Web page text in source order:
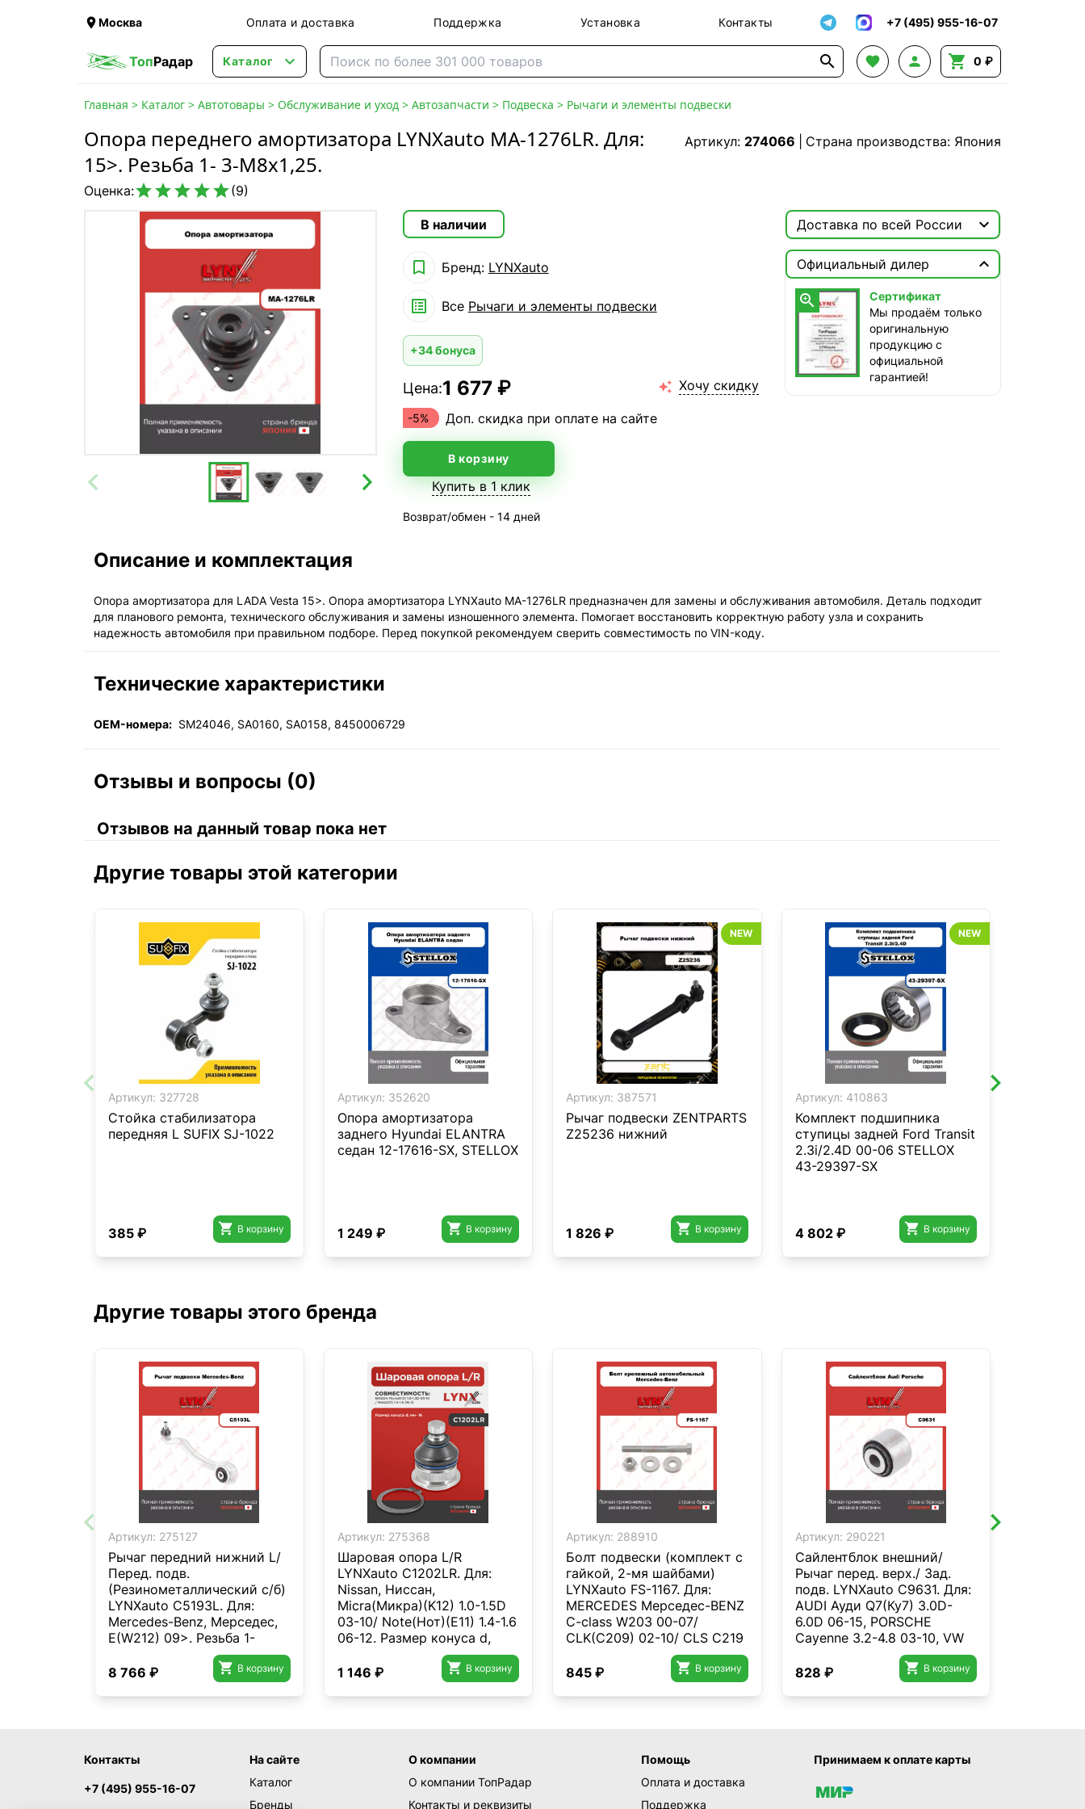
Москва Оплата и доставка Поддержка Установка Контакты +7 (495) 955-16-07
ТопРадар Каталог      0 ₽
Главная > Каталог > Автотовары > Обслуживание и уход > Автозапчасти > Подвеска > Рычаги и элементы подвески
Опора переднего амортизатора LYNXauto MA-1276LR. Для:
15>. Резьба 1- 3-M8x1,25.
Артикул: 274066 Страна производства: Япония
Оценка:(9)
В наличии
 Бренд: LYNXauto
 Все Рычаги и элементы подвески
+34 бонуса
Цена:1 677 ₽  Хочу скидку
-5% Доп. скидка при оплате на сайте
В корзину
Купить в 1 клик
Возврат/обмен - 14 дней
Доставка по всей России 
 Москва
ТопРадар — Курьер
сегодня, от 350 ₽
ТопРадар — Самовывоз
сегодня, бесплатно
наб. Бережковская, д. 20, стр. 19
Официальный дилер


Сертификат
Мы продаём только
оригинальную
продукцию с
официальной
гарантией!
Описание и комплектация
Опора амортизатора для LADA Vesta 15>. Опора амортизатора LYNXauto MA-1276LR предназначен для замены и обслуживания автомобиля. Деталь подходит
для планового ремонта, технического обслуживания и замены изношенного элемента. Помогает восстановить корректную работу узла и сохранить
надежность автомобиля при правильном подборе. Перед покупкой рекомендуем сверить совместимость по VIN-коду.
Технические характеристики
OEM-номера: SM24046, SA0160, SA0158, 8450006729
Отзывы и вопросы (0)
Отзывов на данный товар пока нет
Другие товары этой категории
Артикул: 327728
Стойка стабилизатора
передняя L SUFIX SJ-1022
385 ₽  В корзину
Артикул: 352620
Опора амортизатора
заднего Hyundai ELANTRA
седан 12-17616-SX, STELLOX
1 249 ₽  В корзину
Артикул: 387571
Рычаг подвески ZENTPARTS
Z25236 нижний
1 826 ₽  В корзину
NEW
Артикул: 410863
Комплект подшипника
ступицы задней Ford Transit
2.3i/2.4D 00-06 STELLOX
43-29397-SX
4 802 ₽  В корзину
NEW
Другие товары этого бренда
Артикул: 275127
Рычаг передний нижний L/
Перед. подв.
(Резинометаллический с/б)
LYNXauto C5193L. Для:
Mercedes-Benz, Мерседес,
E(W212) 09>. Резьба 1-
MM14x1,5. Размер конуса d,
мм- 17,54. Конусность- 1/5.
8 766 ₽  В корзину
Артикул: 275368
Шаровая опора L/R
LYNXauto C1202LR. Для:
Nissan, Ниссан,
Micra(Микра)(K12) 1.0-1.5D
03-10/ Note(Нот)(E11) 1.4-1.6
06-12. Размер конуса d,
1 146 ₽
 В корзину
Артикул: 288910
Болт подвески (комплект с
гайкой, 2-мя шайбами)
LYNXauto FS-1167. Для:
MERCEDES Мерседес-BENZ
C-class W203 00-07/
CLK(C209) 02-10/ CLS C219
04-10/ E-class W211 02-08/
S-class W220 98-05/ SL
R230 03-12/ R231 12-19/ SLK
R171 04-11
845 ₽  В корзину
Артикул: 290221
Сайлентблок внешний/
Рычаг перед. верх./ Зад.
подв. LYNXauto C9631. Для:
AUDI Ауди Q7(Ку7) 3.0D-
6.0D 06-15, PORSCHE
Cayenne 3.2-4.8 03-10, VW
Фольксваген Touareg(7L/7P)
2.5D-6.0 02>
828 ₽  В корзину
Контакты
+7 (495) 955-16-07
На сайте
Каталог
Бренды
О компании
О компании ТопРадар
Контакты и реквизиты
Помощь
Оплата и доставка
Поддержка
Принимаем к оплате карты